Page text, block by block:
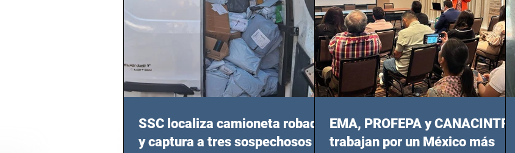
SSC localiza camioneta robada
y captura a tres sospechosos
EMA, PROFEPA y CANACINTRA
trabajan por un México más